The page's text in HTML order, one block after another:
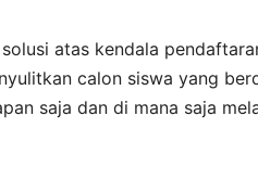
atas kendala
calon siswa yang
saja dan di mana saja